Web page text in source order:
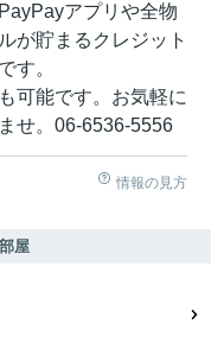
アプリや全物
が貯まるクレジット
す。
可能です。お気軽に
せ。06-6536-5556
情報の見方
屋